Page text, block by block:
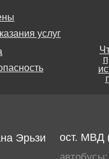
услуг
автобусы:
Эрьзи
ост. МВД